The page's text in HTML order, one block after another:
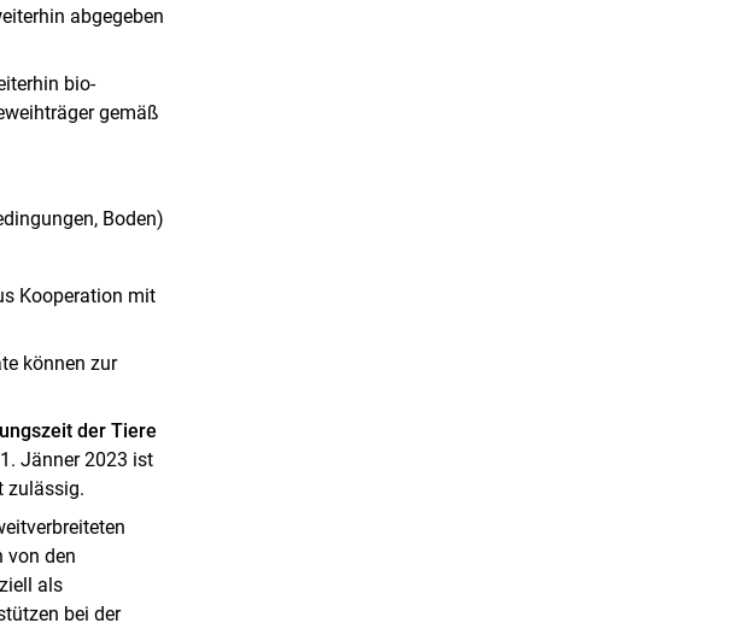
abgegeben
bio-
gemäß
Boden)
Kooperation mit
können zur
der Tiere
Jänner 2023 ist
zulässig.
von den
als
bei der